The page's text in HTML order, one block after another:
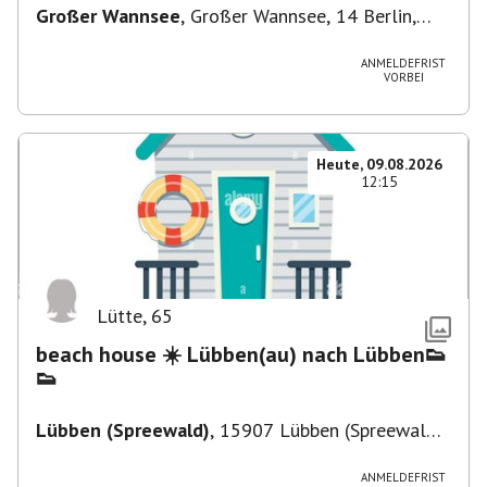
Großer Wannsee, Großer Wannsee, 14 Berlin,
ANMELDEFRIST
VORBEI
Heute, 09.08.2026
12:15
Lütte, 65
beach house ☀️ Lübben(au) nach Lübben👟
👟
Lübben (Spreewald), 15907 Lübben (Spreewald),
ANMELDEFRIST